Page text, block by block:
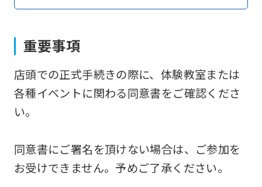
重要事項
店頭での正式手続きの際に、体験教室または
各種イベントに関わる同意書をご確認くださ
い。
同意書にご署名を頂けない場合は、ご参加を
お受けできません。予めご了承ください。
return
top
page.
However,
you
use
an